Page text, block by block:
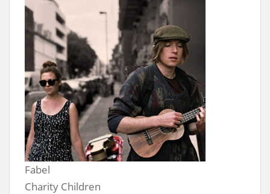
Fabel
Charity Children